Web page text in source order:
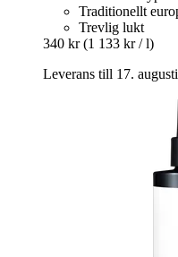
Traditionellt
Trevlig lukt
340 kr (1 133 kr / l)
Leverans till 17. augusti